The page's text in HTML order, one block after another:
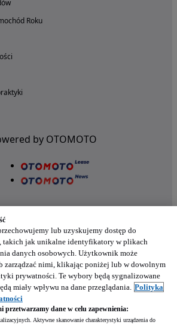
Roku
by OTOMOTO
w twoim telefonie
lub uzyskujemy dostęp do
takich jak unikalne identyfikatory w plikach
danych osobowych. Użytkownik może
zarządzać nimi, klikając poniżej lub w dowolnym
prywatności. Te wybory będą sygnalizowane
miały wpływu na dane przeglądania. Polityka
przetwarzamy dane w celu zapewnienia:
Aktywne skanowanie charakterystyki urządzenia do